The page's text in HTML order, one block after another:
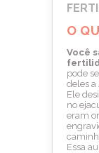
O
Você
pode
deles a
Ele
no
eram
Essa